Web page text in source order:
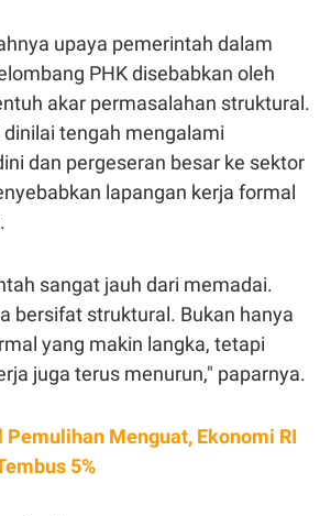
upaya pemerintah dalam
PHK disebabkan oleh
akar permasalahan struktural.
tengah mengalami
dan pergeseran besar ke sektor
lapangan kerja formal
sangat jauh dari memadai.
bersifat struktural. Bukan hanya
yang makin langka, tetapi
juga terus menurun," paparnya.
Pemulihan Menguat, Ekonomi RI
5%